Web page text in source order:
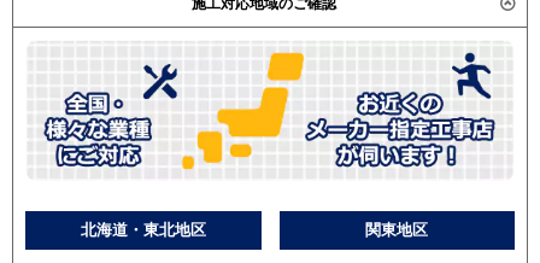
施工対応地域のご確認
北海道・東北地区 関東地区